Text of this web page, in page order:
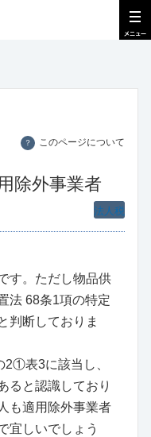
？ このページについて
除外事業者
法人税
す。ただし物品供
法 68条1項の特定
判断しておりま
表3に該当し、
ると認識しており
も適用除外事業者
宜しいでしょう